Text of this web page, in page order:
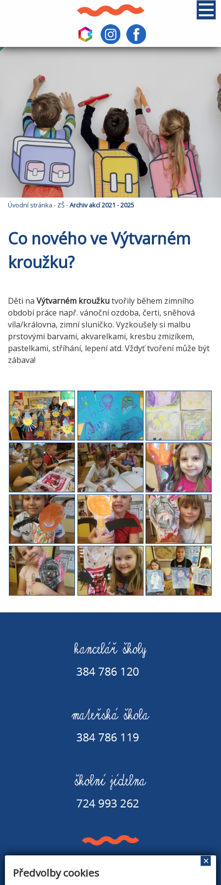
Úvodní stránka - ZŠ-Archiv akcí 2021 - 2025
Co nového ve Výtvarném
kroužku?
Děti na Výtvarném kroužkutvořily během zimního
období práce např. vánoční ozdoba, čerti, sněhová
víla/královna, zimní sluníčko. Vyzkoušely si malbu
prstovými barvami, akvarelkami, kresbu zmizíkem,
pastelkami, stříhání, lepení atd. Vždyť tvoření může být
zábava!
Základní škola a Mateřská škola v Rapšachu
Předvolby cookies
✕